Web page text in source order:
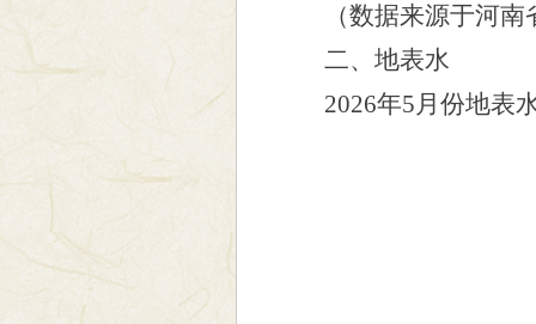
（数据来源于河南
二、地表水
2026年5月份地表